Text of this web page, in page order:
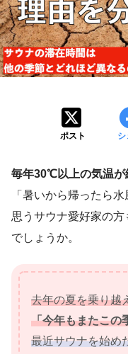
ポスト シ
毎年30℃以上の気温が
「暑いから帰ったら
思うサウナ愛好家の
でしょうか。
去年の夏を乗り越
「今年もまたこの
最近サウナを始め